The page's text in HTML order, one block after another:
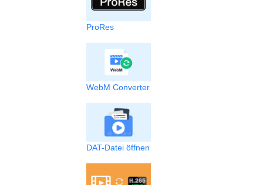
ProRes
WebM Converter
DAT-Datei öffnen